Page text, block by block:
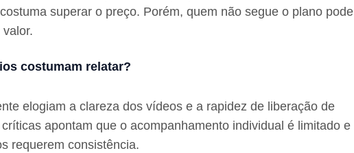
superar o preço. Porém, quem não segue o plano pode
costumam relatar?
elogiam a clareza dos vídeos e a rapidez de liberação de
apontam que o acompanhamento individual é limitado e
requerem consistência.